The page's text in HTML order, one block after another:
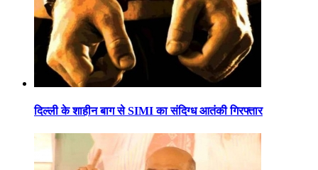
दिल्ली के शाहीन बाग से SIMI का संदिग्ध आतंकी गिरफ्तार